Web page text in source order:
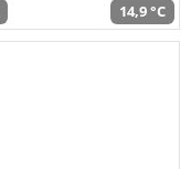
14,9 °C